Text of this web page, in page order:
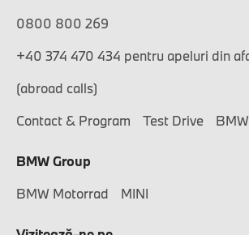
0800 800 269
+40 374 470 434 pentru apeluri din
(abroad calls)
Contact & Program
Test Drive
BMW Group
BMW Motorrad
MINI